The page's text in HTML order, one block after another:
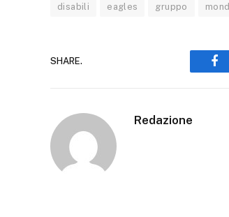
disabili eagles gruppo
SHARE.
Redazione